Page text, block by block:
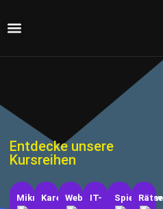
Entdecke unsere
Kursreihen
Mikrocontrolling
Karel
Webdesign
IT-